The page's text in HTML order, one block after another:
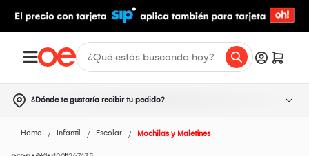
¿Dónde te gustaría recibir tu pedido?
Home Infantil Escolar Mochilas y Maletines